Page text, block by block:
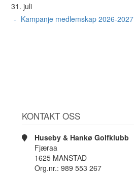
31. juli
Kampanje medlemskap 2026-2027
KONTAKT OSS
Huseby & Hankø Golfklubb
Fjæraa
1625 MANSTAD
Org.nr.: 989 553 267